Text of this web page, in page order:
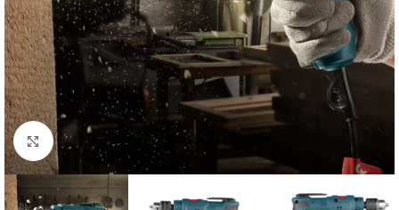
Click to enlarge